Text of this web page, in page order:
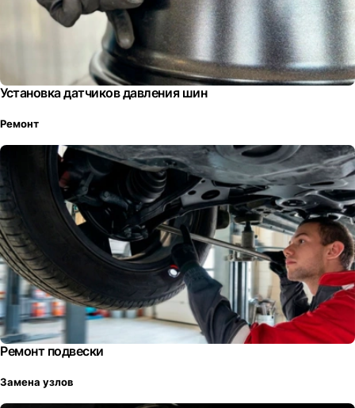
Установка датчиков давления шин
Ремонт
Ремонт подвески
Замена узлов